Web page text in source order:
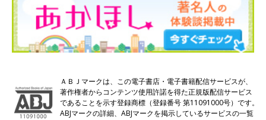
ＡＢＪマークは、この電子書店・電子書籍配信サービスが、
著作権者からコンテンツ使用許諾を得た正規版配信サービス
であることを示す登録商標（登録番号 第11091000号）です。
ABJマークの詳細、ABJマークを掲示しているサービスの一覧